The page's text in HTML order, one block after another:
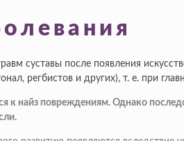
суставы после появления
регбистов и других), т. е. при
к найз повреждениям. Однако